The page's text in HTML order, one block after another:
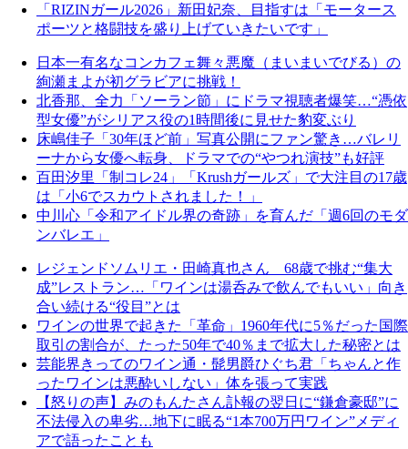
「RIZINガール2026」新田妃奈、目指すは「モータース
ポーツと格闘技を盛り上げていきたいです」
日本一有名なコンカフェ舞々悪魔（まいまいでびる）の
絢瀬まよが初グラビアに挑戦！
北香那、全力「ソーラン節」にドラマ視聴者爆笑…“憑依
型女優”がシリアス役の1時間後に見せた豹変ぶり
床嶋佳子「30年ほど前」写真公開にファン驚き…バレリ
ーナから女優へ転身、ドラマでの“やつれ演技”も好評
百田汐里「制コレ24」「Krushガールズ」で大注目の17歳
は「小6でスカウトされました！」
中川心「令和アイドル界の奇跡」を育んだ「週6回のモダ
ンバレエ」
レジェンドソムリエ・田崎真也さん 68歳で挑む“集大
成”レストラン…「ワインは湯呑みで飲んでもいい」向き
合い続ける“役目”とは
ワインの世界で起きた「革命」1960年代に5％だった国際
取引の割合が、たった50年で40％まで拡大した秘密とは
芸能界きってのワイン通・髭男爵ひぐち君「ちゃんと作
ったワインは悪酔いしない」体を張って実践
【怒りの声】みのもんたさん訃報の翌日に“鎌倉豪邸”に
不法侵入の卑劣…地下に眠る“1本700万円ワイン”メディ
アで語ったことも